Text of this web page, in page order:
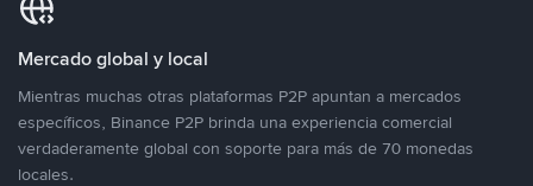
Mercado global y local
Mientras muchas otras plataformas P2P apuntan a mercados
específicos, Binance P2P brinda una experiencia comercial
verdaderamente global con soporte para más de 70 monedas
locales.